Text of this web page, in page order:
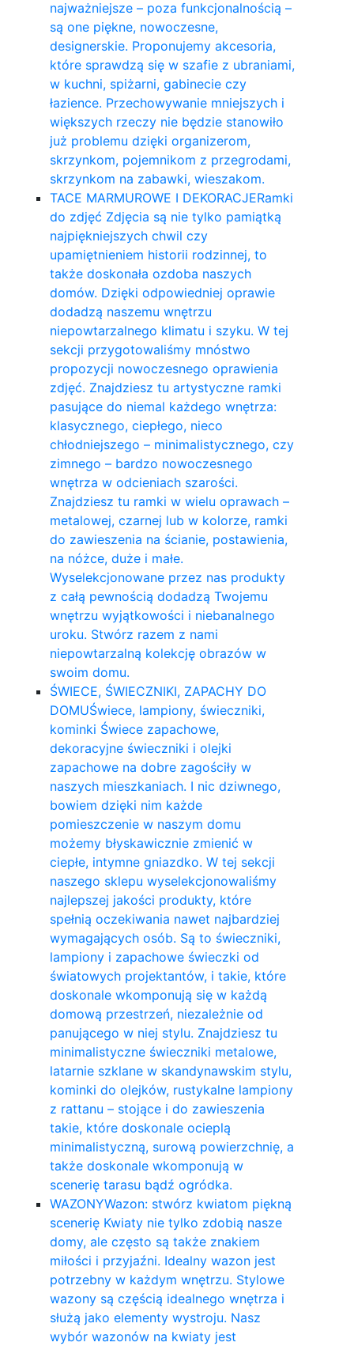
najważniejsze – poza funkcjonalnością –
są one piękne, nowoczesne,
designerskie. Proponujemy akcesoria,
które sprawdzą się w szafie z ubraniami,
w kuchni, spiżarni, gabinecie czy
łazience. Przechowywanie mniejszych i
większych rzeczy nie będzie stanowiło
już problemu dzięki organizerom,
skrzynkom, pojemnikom z przegrodami,
skrzynkom na zabawki, wieszakom.
TACE MARMUROWE I DEKORACJERamki
do zdjęć Zdjęcia są nie tylko pamiątką
najpiękniejszych chwil czy
upamiętnieniem historii rodzinnej, to
także doskonała ozdoba naszych
domów. Dzięki odpowiedniej oprawie
dodadzą naszemu wnętrzu
niepowtarzalnego klimatu i szyku. W tej
sekcji przygotowaliśmy mnóstwo
propozycji nowoczesnego oprawienia
zdjęć. Znajdziesz tu artystyczne ramki
pasujące do niemal każdego wnętrza:
klasycznego, ciepłego, nieco
chłodniejszego – minimalistycznego, czy
zimnego – bardzo nowoczesnego
wnętrza w odcieniach szarości.
Znajdziesz tu ramki w wielu oprawach –
metalowej, czarnej lub w kolorze, ramki
do zawieszenia na ścianie, postawienia,
na nóżce, duże i małe.
Wyselekcjonowane przez nas produkty
z całą pewnością dodadzą Twojemu
wnętrzu wyjątkowości i niebanalnego
uroku. Stwórz razem z nami
niepowtarzalną kolekcję obrazów w
swoim domu.
ŚWIECE, ŚWIECZNIKI, ZAPACHY DO
DOMUŚwiece, lampiony, świeczniki,
kominki Świece zapachowe,
dekoracyjne świeczniki i olejki
zapachowe na dobre zagościły w
naszych mieszkaniach. I nic dziwnego,
bowiem dzięki nim każde
pomieszczenie w naszym domu
możemy błyskawicznie zmienić w
ciepłe, intymne gniazdko. W tej sekcji
naszego sklepu wyselekcjonowaliśmy
najlepszej jakości produkty, które
spełnią oczekiwania nawet najbardziej
wymagających osób. Są to świeczniki,
lampiony i zapachowe świeczki od
światowych projektantów, i takie, które
doskonale wkomponują się w każdą
domową przestrzeń, niezależnie od
panującego w niej stylu. Znajdziesz tu
minimalistyczne świeczniki metalowe,
latarnie szklane w skandynawskim stylu,
kominki do olejków, rustykalne lampiony
z rattanu – stojące i do zawieszenia
takie, które doskonale ocieplą
minimalistyczną, surową powierzchnię, a
także doskonale wkomponują w
scenerię tarasu bądź ogródka.
WAZONYWazon: stwórz kwiatom piękną
scenerię Kwiaty nie tylko zdobią nasze
domy, ale często są także znakiem
miłości i przyjaźni. Idealny wazon jest
potrzebny w każdym wnętrzu. Stylowe
wazony są częścią idealnego wnętrza i
służą jako elementy wystroju. Nasz
wybór wazonów na kwiaty jest